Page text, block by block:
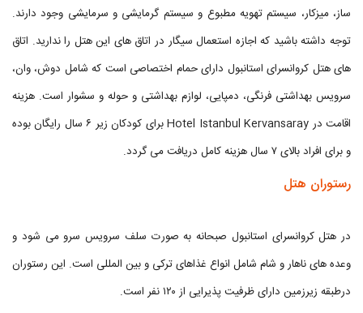
ساز، میزکار، سیستم تهویه‌ مطبوع و سیستم گرمایشی و سرمایشی وجود دارند.
توجه داشته باشید که اجازه استعمال سیگار در اتاق های این هتل را ندارید. اتاق‌
های هتل کروانسرای استانبول دارای حمام اختصاصی است که شامل دوش، وان،
سرویس بهداشتی فرنگی، دمپایی، لوازم بهداشتی و حوله و سشوار است. هزینه
اقامت در Hotel Istanbul Kervansaray برای کودکان زیر ۶ سال رایگان بوده
و برای افراد بالای ۷ سال هزینه کامل دریافت می گردد.
رستوران هتل
در هتل کروانسرای استانبول صبحانه به صورت سلف سرویس سرو می‌ شود و
وعده های ناهار و شام شامل انواع غذاهای ترکی و بین المللی است. این رستوران
درطبقه زیرزمین دارای ظرفیت پذیرایی از ۱۲۰ نفر است.